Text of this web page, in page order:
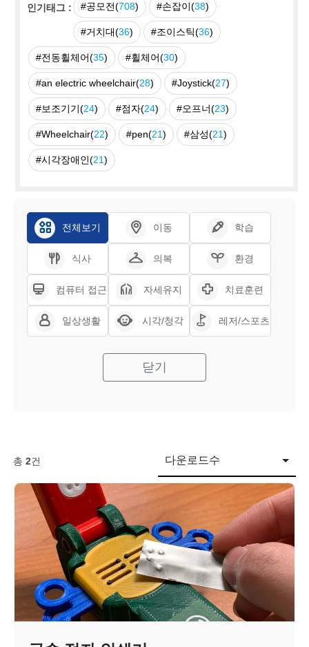
인기태그 : #공모전(708) #손잡이(38)
#거치대(36) #조이스틱(36)
#전동휠체어(35) #휠체어(30)
#an electric wheelchair(28) #Joystick(27)
#보조기기(24) #점자(24) #오프너(23)
#Wheelchair(22) #pen(21) #삼성(21)
#시각장애인(21)
전체보기 이동 학습
식사 의복 환경
컴퓨터 접근 자세유지 치료훈련
일상생활 시각/청각 레저/스포츠
닫기
총2건 다운로드수